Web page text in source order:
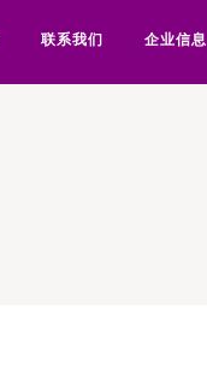
联系我们 企业信息